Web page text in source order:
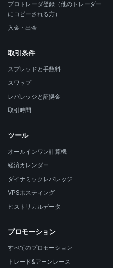
プロトレーダ登録（他のトレーダー
にコピーされる方）
入金・出金
取引条件
スプレッドと手数料
スワップ
レバレッジと証拠金
取引時間
ツール
オールインワン計算機
経済カレンダー
ダイナミックレバレッジ
VPSホスティング
ヒストリカルデータ
プロモーション
すべてのプロモーション
トレード&アーンレース